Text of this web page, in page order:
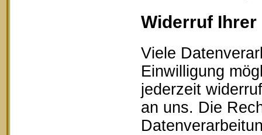
Widerruf
Viele
Einwilligung
jederzeit
an uns. Die